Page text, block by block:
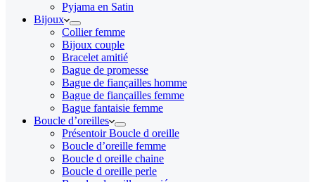
Pyjama en Satin
Bijoux
Collier femme
Bijoux couple
Bracelet amitié
Bague de promesse
Bague de fiançailles homme
Bague de fiançailles femme
Bague fantaisie femme
Boucle d’oreilles
Présentoir Boucle d oreille
Boucle d’oreille femme
Boucle d oreille chaine
Boucle d oreille perle